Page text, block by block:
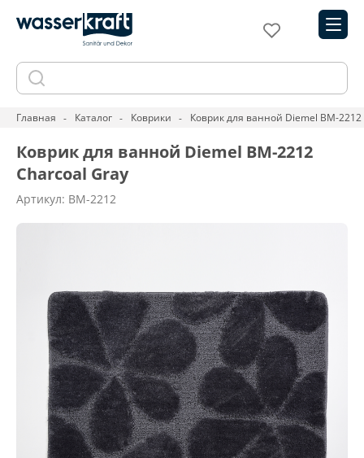
Главная Каталог Коврики Коврик для ванной Diemel BM-
Коврик для ванной Diemel BM-2212
Charcoal Gray
Артикул: BM-2212